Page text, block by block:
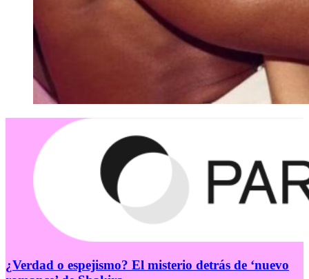
¿Verdad o espejismo? El misterio detrás de ‘nuevo